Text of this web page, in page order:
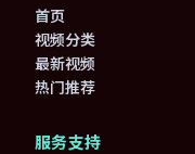
首页
视频分类
最新视频
热门推荐
服务支持